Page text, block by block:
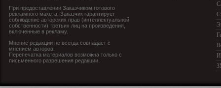
При предоставлении Заказчиком готового
рекламного макета, Заказчик гарантирует
соблюдение авторских прав (интеллектуальной
собственности) третьих лиц на произведения,
включенные в рекламу.
Мнение редакции не всегда совпадает с
мнением авторов.
Перепечатка материалов возможна только с
письменного разрешения редакции.